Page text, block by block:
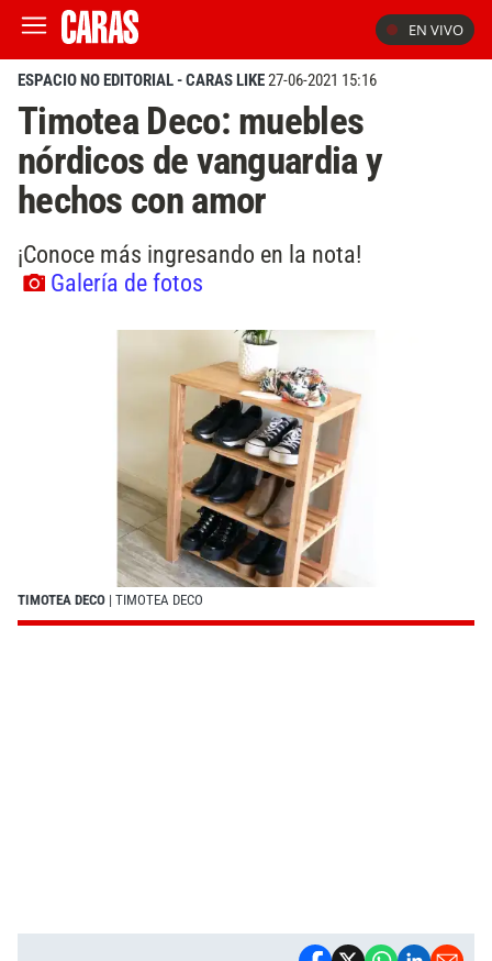
EN VIVO
ESPACIO NO EDITORIAL - CARAS LIKE27-06-2021 15:16
Timotea Deco: muebles
nórdicos de vanguardia y
hechos con amor
¡Conoce más ingresando en la nota!
Galería de fotos
TIMOTEA DECO | TIMOTEA DECO